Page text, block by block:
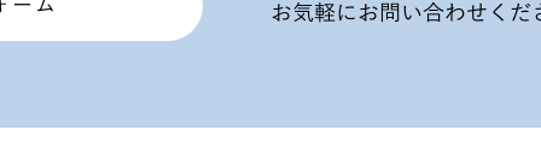
ーム お気軽にお問い合わせくだ